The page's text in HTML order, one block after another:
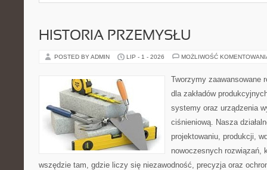
HISTORIA PRZEMYSŁU
POSTED BY ADMIN LIP - 1 - 2026 MOŻLIWOŚĆ
Tworzymy zaawansowane
dla zakładów
systemy oraz urządzenia
ciśnieniową. Nasza
projektowaniu, produkcji,
nowoczesnych rozwiązań,
wszędzie tam, gdzie liczy się niezawodność, precyzja oraz